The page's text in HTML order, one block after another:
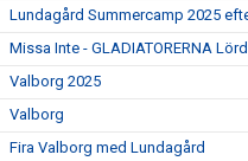
Lundagård Summercamp 2025
Missa Inte - GLADIATORERNA
Valborg 2025
Valborg
Fira Valborg med Lundagård